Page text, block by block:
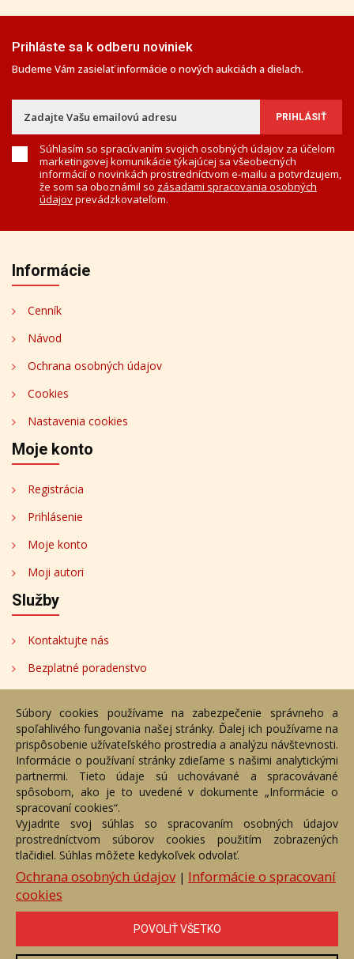
Prihláste sa k odberu noviniek
Budeme Vám zasielať informácie o nových aukciách a dielach.
Súhlasím so spracúvaním svojich osobných údajov za účelom
marketingovej komunikácie týkajúcej sa všeobecných
informácií o novinkách prostredníctvom e-mailu a potvrdzujem,
že som sa oboznámil so zásadami spracovania osobných
údajovprevádzkovateľom.
Informácie
Cenník
Návod
Ochrana osobných údajov
Cookies
Nastavenia cookies
Moje konto
Registrácia
Prihlásenie
Moje konto
Moji autori
Služby
Kontaktujte nás
Bezplatné poradenstvo
Adresa
Nižný Hrušov 333, 094 22,
Slovenská republika
+421 905 356 921
+421 905 959 101
eantik@eantik.sk
Návod Cenník
Obchodné podmienky
Ochrana os. údajov
Kontakt
Bezplatné poradenstvo
eAntik.sk © 2007 - 2026
podmienené výslovným súhlasom jej vlastníka. Všetky práva sú
Súbory cookies používame na zabezpečenie správneho a
spoľahlivého fungovania našej stránky. Ďalej ich používame na
prispôsobenie užívateľského prostredia a analýzu návštevnosti.
Informácie o používaní stránky zdieľame s našimi analytickými
partnermi. Tieto údaje sú uchovávané a spracovávané
spôsobom, ako je to uvedené v dokumente „Informácie o
spracovaní cookies“.
Vyjadrite svoj súhlas so spracovaním osobných údajov
prostredníctvom súborov cookies použitím zobrazených
tlačidiel. Súhlas môžete kedykoľvek odvolať.
Ochrana osobných údajov| Informácie o spracovaní
cookies
POVOLIŤ VŠETKO